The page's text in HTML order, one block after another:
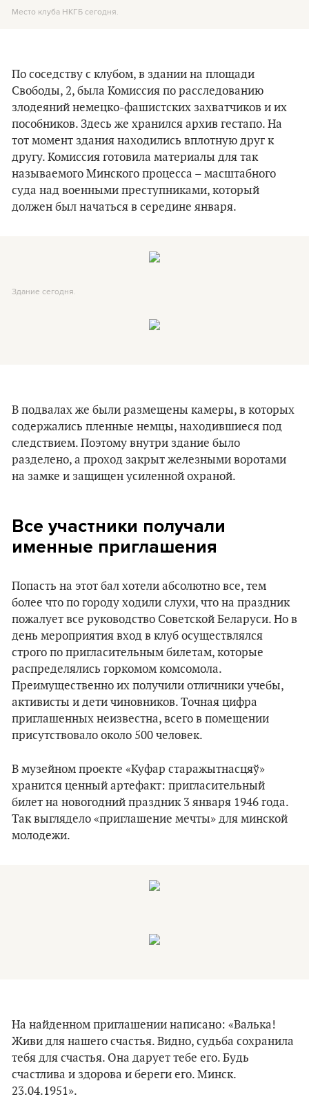
Место клуба НКГБ сегодня.
По соседству с клубом, в здании на площади
Свободы, 2, была Комиссия по расследованию
злодеяний немецко-фашистских захватчиков и их
пособников. Здесь же хранился архив гестапо. На
тот момент здания находились вплотную друг к
другу. Комиссия готовила материалы для так
называемого Минского процесса – масштабного
суда над военными преступниками, который
должен был начаться в середине января.
Здание сегодня.
В подвалах же были размещены камеры, в которых
содержались пленные немцы, находившиеся под
следствием. Поэтому внутри здание было
разделено, а проход закрыт железными воротами
на замке и защищен усиленной охраной.
Все участники получали
именные приглашения
Попасть на этот бал хотели абсолютно все, тем
более что по городу ходили слухи, что на праздник
пожалует все руководство Советской Беларуси. Но в
день мероприятия вход в клуб осуществлялся
строго по пригласительным билетам, которые
распределялись горкомом комсомола.
Преимущественно их получили отличники учебы,
активисты и дети чиновников. Точная цифра
приглашенных неизвестна, всего в помещении
присутствовало около 500 человек.
В музейном проекте «Куфар старажытнасцяў»
хранится ценный артефакт: пригласительный
билет на новогодний праздник 3 января 1946 года.
Так выглядело «приглашение мечты» для минской
молодежи.
На найденном приглашении написано: «Валька!
Живи для нашего счастья. Видно, судьба сохранила
тебя для счастья. Она дарует тебе его. Будь
счастлива и здорова и береги его. Минск.
23.04.1951».